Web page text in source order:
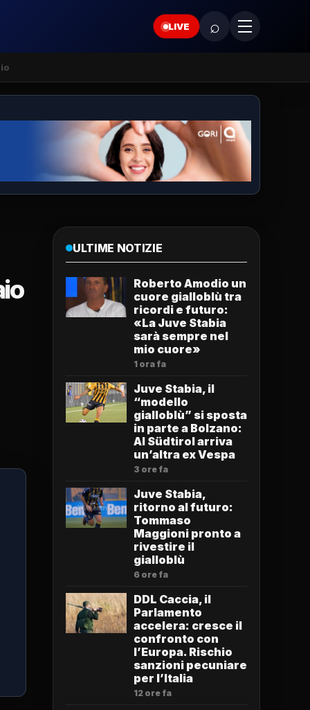
LIVE ⌕
ULTIME NOTIZIE
Roberto Amodio un
cuore gialloblù tra
ricordi e futuro:
«La Juve Stabia
sarà sempre nel
mio cuore»
1 ora fa
Juve Stabia, il
“modello
gialloblù” si sposta
in parte a Bolzano:
Al Südtirol arriva
un’altra ex Vespa
3 ore fa
Juve Stabia,
ritorno al futuro:
Tommaso
Maggioni pronto a
rivestire il
gialloblù
6 ore fa
DDL Caccia, il
Parlamento
accelera: cresce il
confronto con
l’Europa. Rischio
sanzioni pecuniare
per l’Italia
12 ore fa